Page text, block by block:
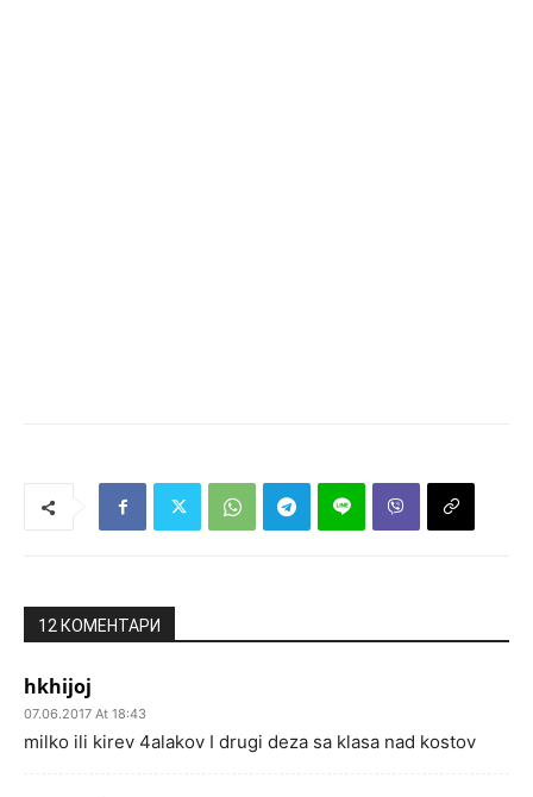
12 КОМЕНТАРИ
hkhijoj
07.06.2017 At 18:43
milko ili kirev 4alakov I drugi deza sa klasa nad kostov